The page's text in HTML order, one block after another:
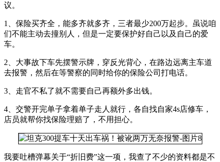
议。
1、保险买齐全，能多齐就多齐，三者最少200万起步。虽说咱
们不能主动去撞别人，但是一定要保护好自己以及自己的爱
车。
2、大事故下车先摆警示牌，穿反光背心，在路边远离主车道
去报警，然后在等警察的同时给你的保险公司打电话。
3、走官不私了就不需要自己再额外多出钱。
4、交警开完单子拿着单子走人就行，各自找自家4s店修车，
店员就帮你找保险理赔了，不用担心。
我要吐槽弹幕关于“折旧费”这一项，我查了不少的资料都是不